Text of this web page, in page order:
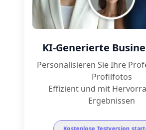
KI-Generierte
Personalisieren Sie Ihre
Profilfotos
Effizient und mit
Ergebnissen
Kostenlose Testversion